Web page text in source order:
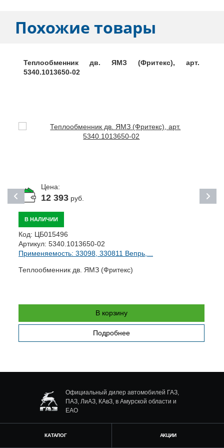
Похожие товары
Теплообменник дв. ЯМЗ (Фритекс), арт.
5340.1013650-02
Цена:
12 393руб.
В НАЛИЧИИ
Код: ЦБ015496
Артикул: 5340.1013650-02
Применяемость: 33098, 330811 Вепрь,...
Теплообменник дв. ЯМЗ (Фритекс)
В корзину
Подробнее
Официальный дилер автомобилей ГАЗ,
ПАЗ, ЛиАЗ, КАвЗ, в Амурской области и
ЕАО
КАТАЛОГ АКЦИИ